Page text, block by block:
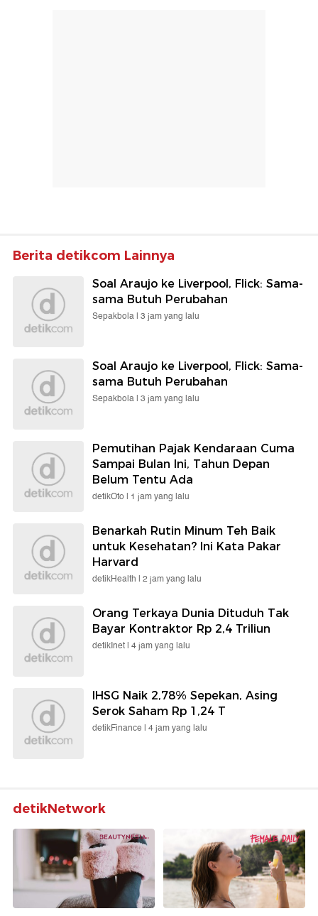
Berita detikcom Lainnya
Soal Araujo ke Liverpool, Flick: Sama-
sama Butuh Perubahan
Sepakbola | 3 jam yang lalu
Soal Araujo ke Liverpool, Flick: Sama-
sama Butuh Perubahan
Sepakbola | 3 jam yang lalu
Pemutihan Pajak Kendaraan Cuma
Sampai Bulan Ini, Tahun Depan
Belum Tentu Ada
detikOto | 1 jam yang lalu
Benarkah Rutin Minum Teh Baik
untuk Kesehatan? Ini Kata Pakar
Harvard
detikHealth | 2 jam yang lalu
Orang Terkaya Dunia Dituduh Tak
Bayar Kontraktor Rp 2,4 Triliun
detikInet | 4 jam yang lalu
IHSG Naik 2,78% Sepekan, Asing
Serok Saham Rp 1,24 T
detikFinance | 4 jam yang lalu
detikNetwork